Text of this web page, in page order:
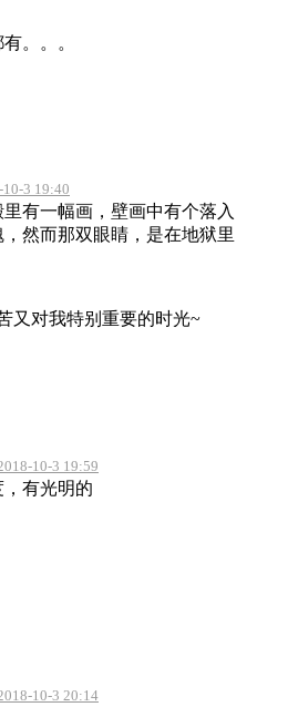
。。。
3 19:40
有一幅画，壁画中有个落入
然而那双眼睛，是在地狱里
又对我特别重要的时光~
10-3 19:59
有光明的
10-3 20:14